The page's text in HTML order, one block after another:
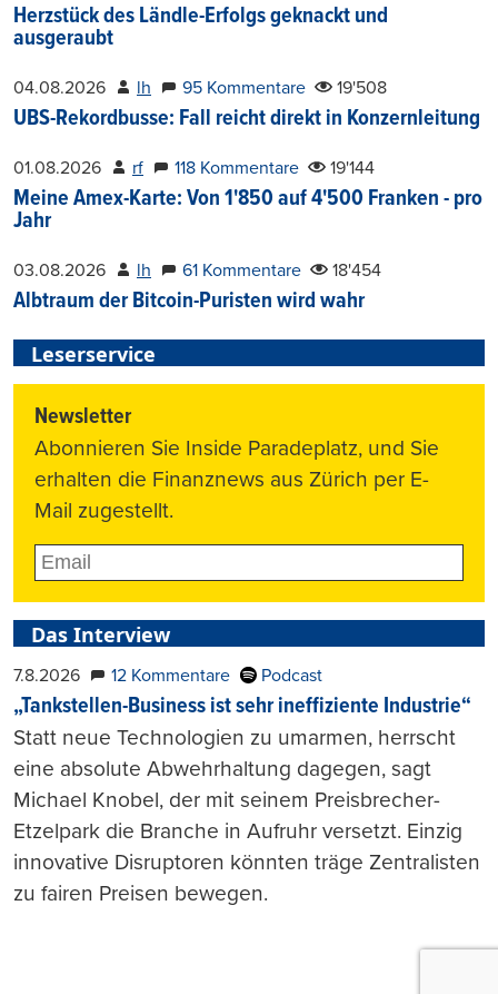
Herzstück des Ländle-Erfolgs geknackt und
ausgeraubt
04.08.2026 lh 95 Kommentare 19'508
UBS-Rekordbusse: Fall reicht direkt in Konzernleitung
01.08.2026 rf 118 Kommentare 19'144
Meine Amex-Karte: Von 1'850 auf 4'500 Franken - pro
Jahr
03.08.2026 lh 61 Kommentare 18'454
Albtraum der Bitcoin-Puristen wird wahr
Leserservice
Newsletter
Abonnieren Sie Inside Paradeplatz, und Sie
erhalten die Finanznews aus Zürich per E-
Mail zugestellt.
Das Interview
7.8.2026 12 Kommentare Podcast
„Tankstellen-Business ist sehr ineffiziente Industrie“
Statt neue Technologien zu umarmen, herrscht
eine absolute Abwehrhaltung dagegen, sagt
Michael Knobel, der mit seinem Preisbrecher-
Etzelpark die Branche in Aufruhr versetzt. Einzig
innovative Disruptoren könnten träge Zentralisten
zu fairen Preisen bewegen.